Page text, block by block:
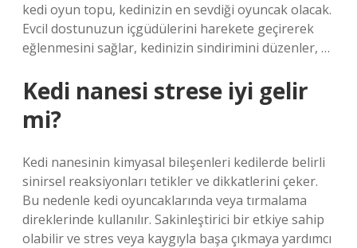
kedi oyun topu, kedinizin en sevdiği oyuncak olacak.
Evcil dostunuzun içgüdülerini harekete geçirerek
eğlenmesini sağlar, kedinizin sindirimini düzenler, …
Kedi nanesi strese iyi gelir
mi?
Kedi nanesinin kimyasal bileşenleri kedilerde belirli
sinirsel reaksiyonları tetikler ve dikkatlerini çeker.
Bu nedenle kedi oyuncaklarında veya tırmalama
direklerinde kullanılır. Sakinleştirici bir etkiye sahip
olabilir ve stres veya kaygıyla başa çıkmaya yardımcı